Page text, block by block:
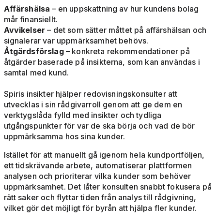
Affärshälsa – en uppskattning av hur kundens bolag
mår finansiellt.
Avvikelser– det som sätter måttet på affärshälsan och
signalerar var uppmärksamhet behövs.
Åtgärdsförslag– konkreta rekommendationer på
åtgärder baserade på insikterna, som kan användas i
samtal med kund.
Spiris insikter hjälper redovisningskonsulter att
utvecklas i sin rådgivarroll genom att ge dem en
verktygslåda fylld med insikter och tydliga
utgångspunkter för var de ska börja och vad de bör
uppmärksamma hos sina kunder.
Istället för att manuellt gå igenom hela kundportföljen,
ett tidskrävande arbete, automatiserar plattformen
analysen och prioriterar vilka kunder som behöver
uppmärksamhet. Det låter konsulten snabbt fokusera på
rätt saker och flyttar tiden från analys till rådgivning,
vilket gör det möjligt för byrån att hjälpa fler kunder.